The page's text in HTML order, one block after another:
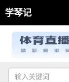
学琴记